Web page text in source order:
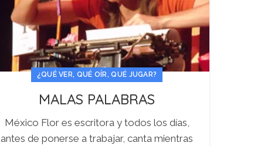
¿QUÉ VER, QUÉ OÍR, QUÉ JUGAR?
MALAS PALABRAS
México Flor es escritora y todos los días,
antes de ponerse a trabajar, canta mientras